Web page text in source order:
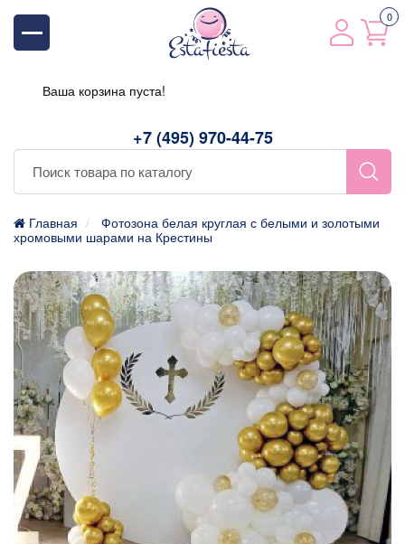
+7 (495) 970-44-75
0
Ваша корзина пуста!
Главная
Фотозона белая круглая с белыми и золотыми
хромовыми шарами на Крестины